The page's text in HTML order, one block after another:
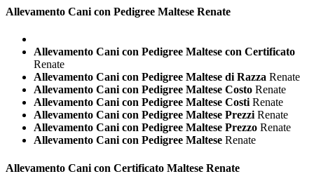
Allevamento Cani con Pedigree Maltese Renate
Allevamento Cani con Pedigree Maltese con Certificato
Renate
Allevamento Cani con Pedigree Maltese di Razza Renate
Allevamento Cani con Pedigree Maltese Costo Renate
Allevamento Cani con Pedigree Maltese Costi Renate
Allevamento Cani con Pedigree Maltese Prezzi Renate
Allevamento Cani con Pedigree Maltese Prezzo Renate
Allevamento Cani con Pedigree Maltese Renate
Allevamento Cani con Certificato Maltese Renate